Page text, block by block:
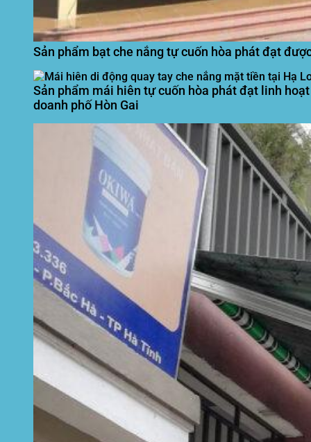
Sản phẩm bạt che nắng tự cuốn hòa phát đạt
Sản phẩm mái hiên tự cuốn hòa phát đạt linh
doanh phố Hòn Gai